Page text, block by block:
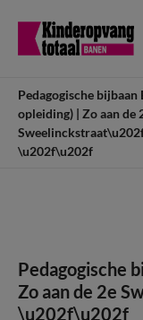
Pedagogische bijbaan
opleiding) | Zo aan de
\u202f\u202f
Pedagogische
Zo aan de 2e
\u202f\u202f